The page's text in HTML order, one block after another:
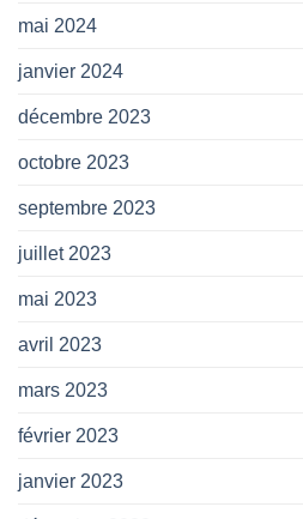
mai 2024
janvier 2024
décembre 2023
octobre 2023
septembre 2023
juillet 2023
mai 2023
avril 2023
mars 2023
février 2023
janvier 2023